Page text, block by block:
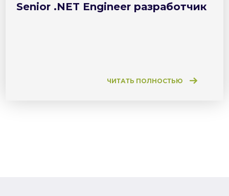
Senior .NET Engineer разработчик
ЧИТАТЬ ПОЛНОСТЬЮ